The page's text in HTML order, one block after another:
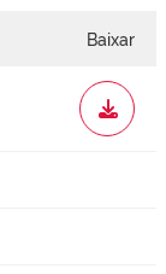
Baixar
WORD